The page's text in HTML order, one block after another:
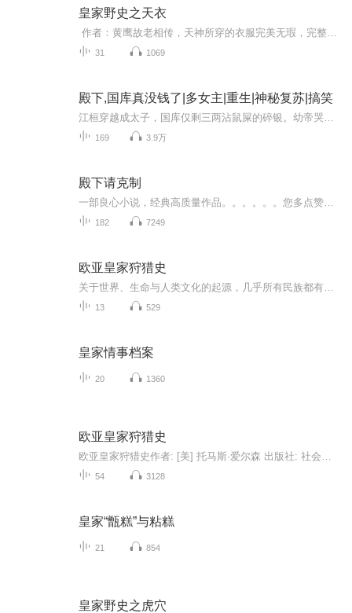
皇家野史之天衣
31 1069
殿下,国库真没钱了|多女主|重生|神秘复苏|搞笑
169 3.9万
殿下请克制
182 7249
欧亚皇家狩猎史
13 529
皇家情事档案
20 1360
欧亚皇家狩猎史
54 3128
皇家“甑糕”与粘糕
21 854
皇家野史之虎穴